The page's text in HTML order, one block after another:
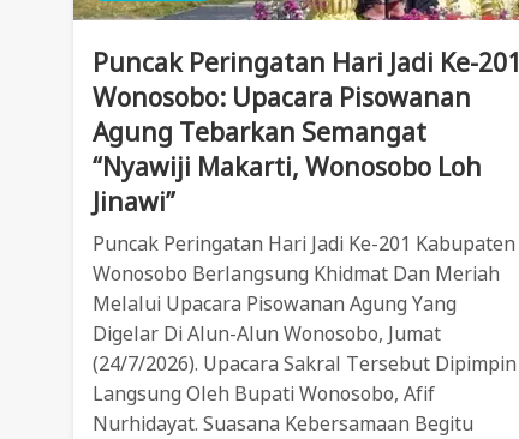
Puncak Peringatan Hari Jadi Ke-201
Wonosobo: Upacara Pisowanan
Agung Tebarkan Semangat
“Nyawiji Makarti, Wonosobo Loh
Jinawi”
Puncak Peringatan Hari Jadi Ke-201 Kabupaten
Wonosobo Berlangsung Khidmat Dan Meriah
Melalui Upacara Pisowanan Agung Yang
Digelar Di Alun-Alun Wonosobo, Jumat
(24/7/2026). Upacara Sakral Tersebut Dipimpin
Langsung Oleh Bupati Wonosobo, Afif
Nurhidayat. Suasana Kebersamaan Begitu